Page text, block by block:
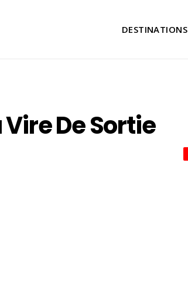
DESTINATIONS
Vire De Sortie